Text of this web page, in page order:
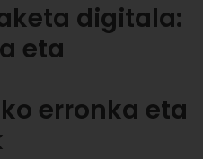
digitala:
eta
erronka eta